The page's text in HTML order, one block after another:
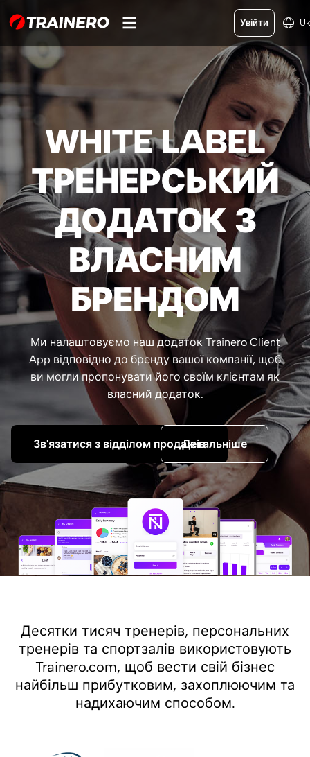
Увійти Uk
WHITE LABEL
ТРЕНЕРСЬКИЙ
ДОДАТОК З
ВЛАСНИМ
БРЕНДОМ
Ми налаштовуємо наш додаток Trainero Client
App відповідно до бренду вашої компанії, щоб
ви могли пропонувати його своїм клієнтам як
власний додаток.
Зв'язатися з відділом продажівДетальніше
Десятки тисяч тренерів, персональних
тренерів та спортзалів використовують
Trainero.com, щоб вести свій бізнес
найбільш прибутковим, захоплюючим та
надихаючим способом.